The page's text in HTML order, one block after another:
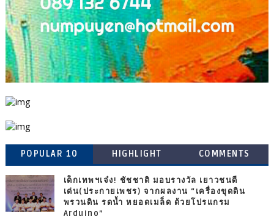
POPULAR 10 HIGHLIGHT COMMENTS
เด็กเทพฯเจ๋ง! ชัชชาติ มอบรางวัล เยาวชนดี
เด่น(ประกายเพชร) จากผลงาน “เครื่องขุดดิน
พรวนดิน รดน้ำ หยอดเมล็ด ด้วยโปรแกรม
Arduino”